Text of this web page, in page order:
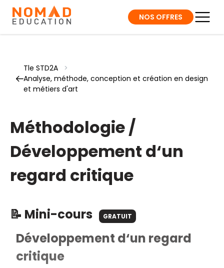
NOS OFFRES
Tle STD2A
>
Analyse, méthode, conception et création en design
et métiers d'art
Méthodologie /
Développement d‘un
regard critique
📝 Mini-cours GRATUIT
Développement d‘un regard
critique